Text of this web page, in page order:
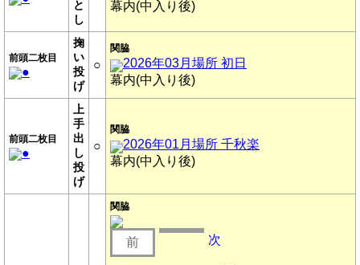
と
し
幕内(中入り後)
前頭二枚目
●
掬
い
投
げ
○
関脇
2026年03月場所 初日
幕内(中入り後)
前頭二枚目
●
上
手
出
し
投
げ
○
関脇
2026年01月場所 千秋楽
幕内(中入り後)
関脇
前 次